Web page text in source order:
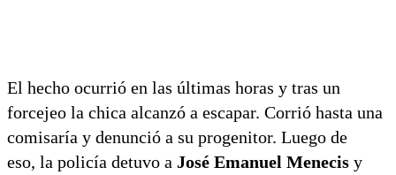
El hecho ocurrió en las últimas horas y tras un
forcejeo la chica alcanzó a escapar. Corrió hasta una
comisaría y denunció a su progenitor. Luego de
eso, la policía detuvo a José Emanuel Menecis y